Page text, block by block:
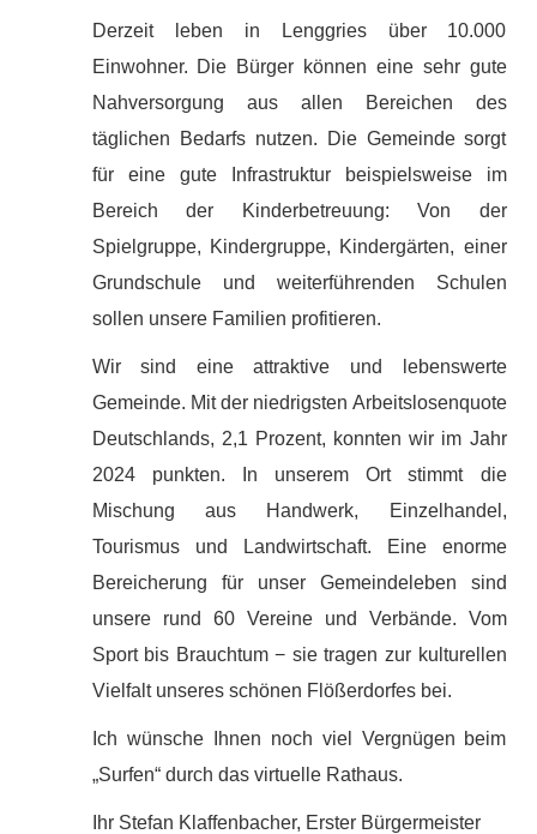
Derzeit leben in Lenggries über 10.000
Einwohner. Die Bürger können eine sehr gute
Nahversorgung aus allen Bereichen des
täglichen Bedarfs nutzen. Die Gemeinde sorgt
für eine gute Infrastruktur beispielsweise im
Bereich der Kinderbetreuung: Von der
Spielgruppe, Kindergruppe, Kindergärten, einer
Grundschule und weiterführenden Schulen
sollen unsere Familien profitieren.
Wir sind eine attraktive und lebenswerte
Gemeinde. Mit der niedrigsten Arbeitslosenquote
Deutschlands, 2,1 Prozent, konnten wir im Jahr
2024 punkten. In unserem Ort stimmt die
Mischung aus Handwerk, Einzelhandel,
Tourismus und Landwirtschaft. Eine enorme
Bereicherung für unser Gemeindeleben sind
unsere rund 60 Vereine und Verbände. Vom
Sport bis Brauchtum − sie tragen zur kulturellen
Vielfalt unseres schönen Flößerdorfes bei.
Ich wünsche Ihnen noch viel Vergnügen beim
„Surfen“ durch das virtuelle Rathaus.
Ihr Stefan Klaffenbacher, Erster Bürgermeister